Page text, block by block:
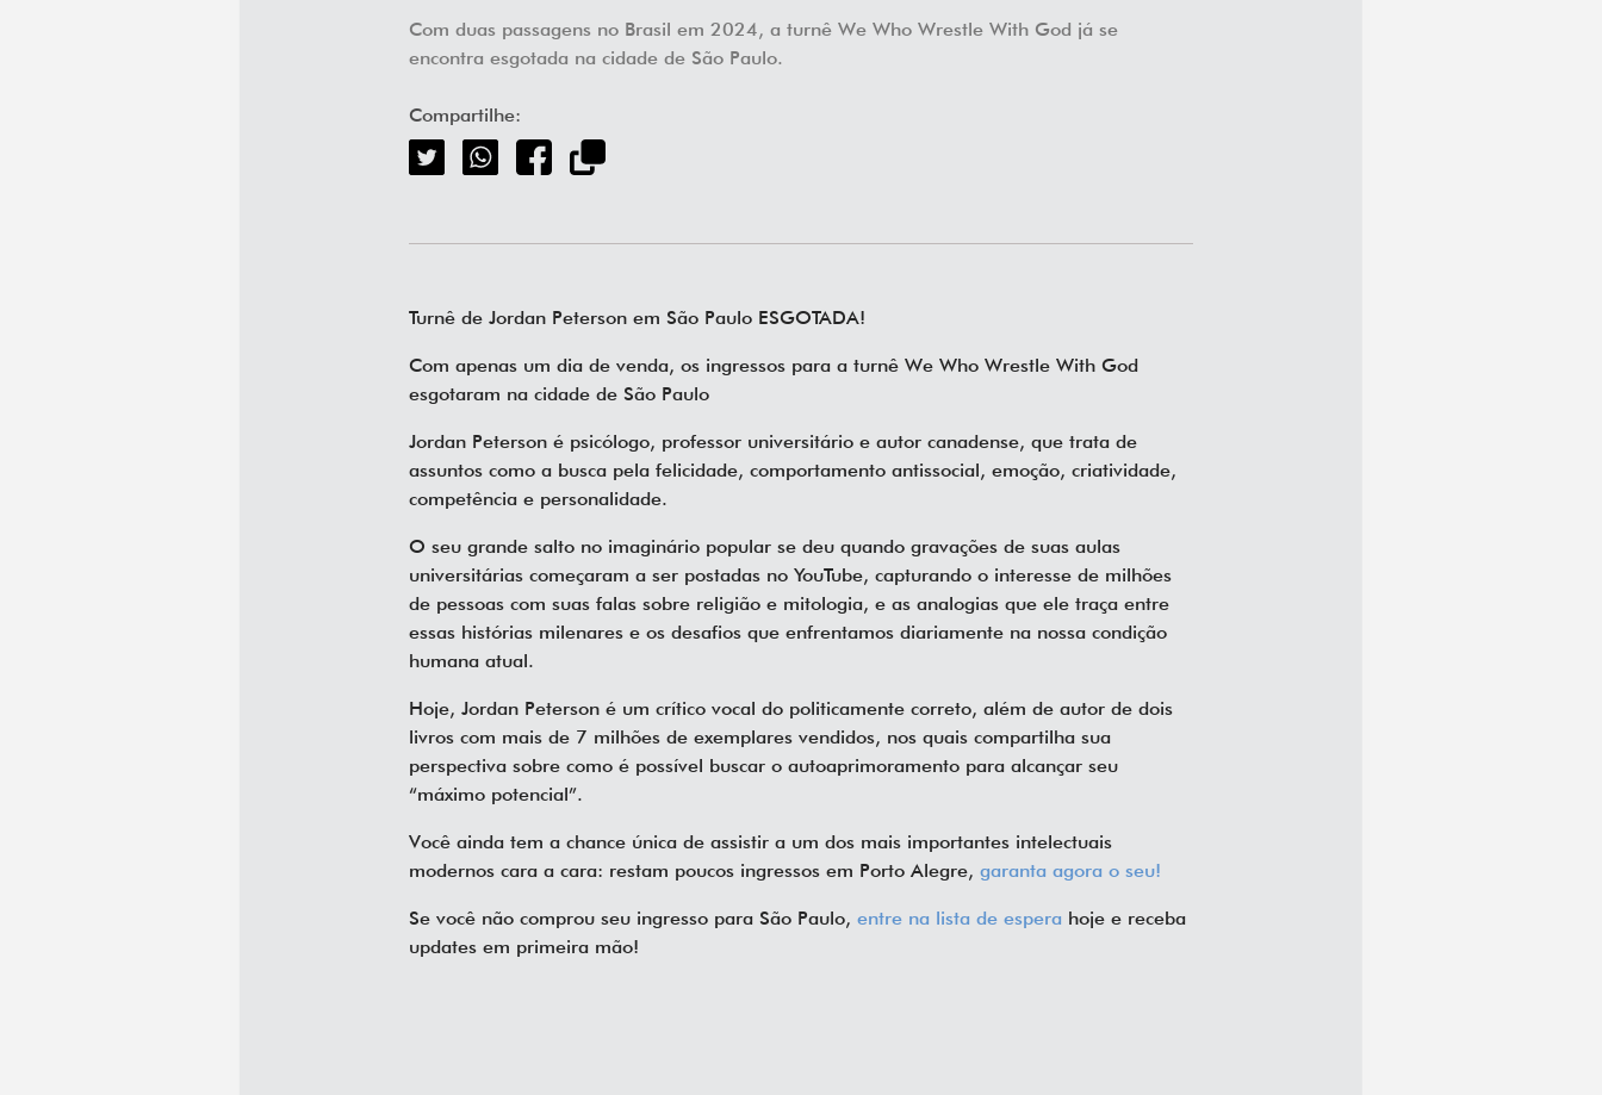
Com duas passagens no Brasil em 2024, a turnê We Who Wrestle With God já se
encontra esgotada na cidade de São Paulo.
Compartilhe:
Turnê de Jordan Peterson em São Paulo ESGOTADA!
Com apenas um dia de venda, os ingressos para a turnê We Who Wrestle With God
esgotaram na cidade de São Paulo
Jordan Peterson é psicólogo, professor universitário e autor canadense, que trata de
assuntos como a busca pela felicidade, comportamento antissocial, emoção, criatividade,
competência e personalidade.
O seu grande salto no imaginário popular se deu quando gravações de suas aulas
universitárias começaram a ser postadas no YouTube, capturando o interesse de milhões
de pessoas com suas falas sobre religião e mitologia, e as analogias que ele traça entre
essas histórias milenares e os desafios que enfrentamos diariamente na nossa condição
humana atual.
Hoje, Jordan Peterson é um crítico vocal do politicamente correto, além de autor de dois
livros com mais de 7 milhões de exemplares vendidos, nos quais compartilha sua
perspectiva sobre como é possível buscar o autoaprimoramento para alcançar seu
“máximo potencial”.
Você ainda tem a chance única de assistir a um dos mais importantes intelectuais
modernos cara a cara: restam poucos ingressos em Porto Alegre,garanta agora o seu!
Se você não comprou seu ingresso para São Paulo,entre na lista de espera hoje e receba
updates em primeira mão!